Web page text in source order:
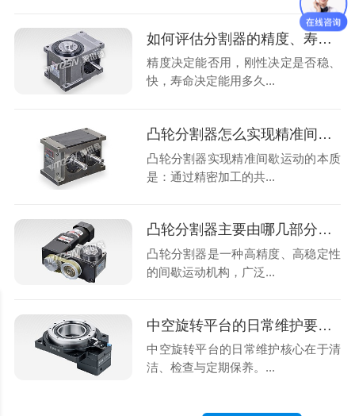
如何评估分割器的精度、寿命和刚性
精度决定能否用，刚性决定是否稳、
快，寿命决定能用多久...
凸轮分割器怎么实现精准间歇运动
凸轮分割器实现精准间歇运动的本质
是：通过精密加工的共...
凸轮分割器主要由哪几部分构成？工作原理是什么？
凸轮分割器是一种高精度、高稳定性
的间歇运动机构，广泛...
中空旋转平台的日常维护要点有哪些
中空旋转平台的日常维护核心在于清
洁、检查与定期保养。...